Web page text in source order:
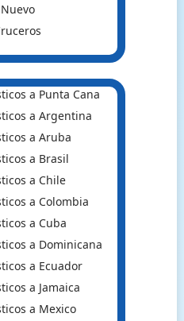
a Punta Cana
a Argentina
a Aruba
a Brasil
a Chile
a Colombia
a Cuba
a Dominicana
a Ecuador
a Jamaica
a Mexico